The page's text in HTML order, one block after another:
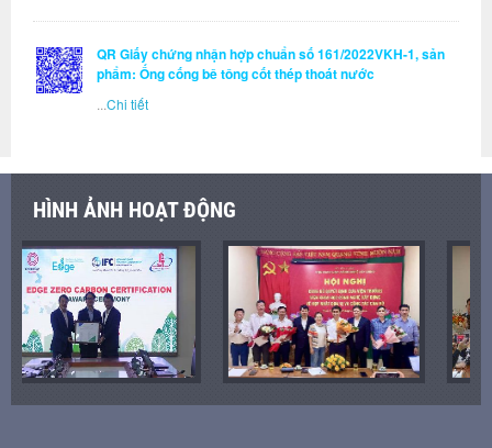
QR Giấy chứng nhận hợp chuẩn số 161/2022VKH-1, sản
phẩm: Ống cống bê tông cốt thép thoát nước
Chi tiết
HÌNH ẢNH HOẠT ĐỘNG